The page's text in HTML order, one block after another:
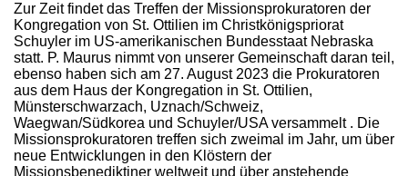
Zur Zeit findet das Treffen der Missionsprokuratoren der
Kongregation von St. Ottilien im Christkönigspriorat
Schuyler im US-amerikanischen Bundesstaat Nebraska
statt. P. Maurus nimmt von unserer Gemeinschaft daran teil,
ebenso haben sich am 27. August 2023 die Prokuratoren
aus dem Haus der Kongregation in St. Ottilien,
Münsterschwarzach, Uznach/Schweiz,
Waegwan/Südkorea und Schuyler/USA versammelt . Die
Missionsprokuratoren treffen sich zweimal im Jahr, um über
neue Entwicklungen in den Klöstern der
Missionsbenediktiner weltweit und über anstehende